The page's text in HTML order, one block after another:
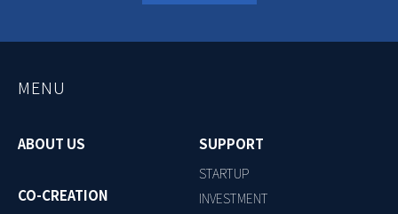
MENU
ABOUT US
CO-CREATION
SUPPORT
STARTUP
INVESTMENT